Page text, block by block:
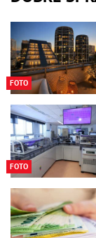
FOTO
FOTO